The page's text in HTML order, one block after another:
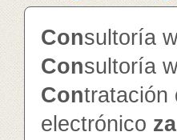
Consultoría
Consultoría
Contratación
electrónico